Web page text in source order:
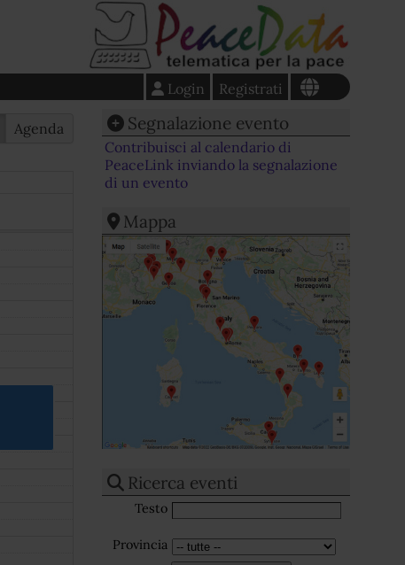
Registrati
Login
Agenda Segnalazione evento
Contribuisci al calendario di
PeaceLink inviando la segnalazione
di un evento
Mappa
Ricerca eventi
Testo
Provincia